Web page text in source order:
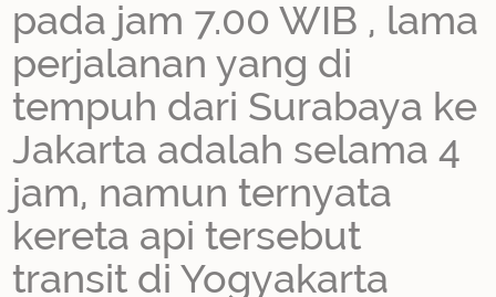
pada jam 7.00 WIB , lama
perjalanan yang di
tempuh dari Surabaya ke
Jakarta adalah selama 4
jam, namun ternyata
kereta api tersebut
transit di Yogyakarta